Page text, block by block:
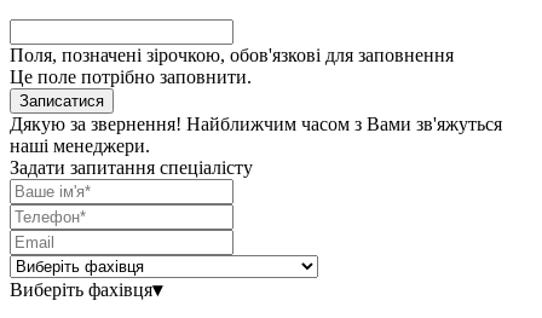
Поля, позначені зірочкою, обов'язкові для заповнення
Це поле потрібно заповнити.
Записатися
Дякую за звернення! Найближчим часом з Вами зв'яжуться
наші менеджери.
Задати запитання спеціалісту
Виберіть фахівця▾